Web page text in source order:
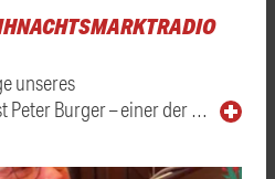
unseres
Peter Burger – einer der …